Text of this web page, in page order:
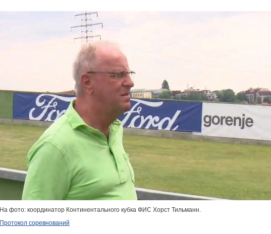
На фото: координатор Континентального кубка ФИС Хорст Тильманн.
Протокол соревнований